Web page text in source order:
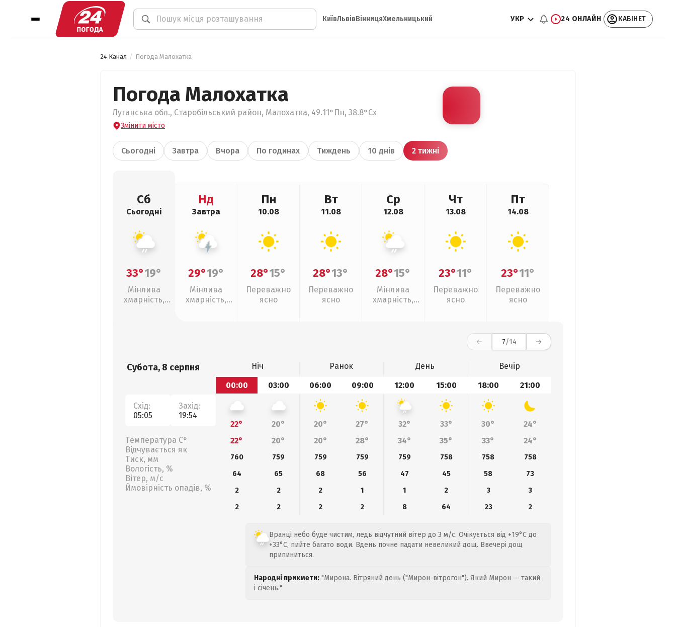
КиївЛьвівВінницяХмельницький УКР 24 ОНЛАЙН КАБІНЕТ
24 Канал Погода Малохатка
Погода Малохатка
Луганська обл., Старобільський район, Малохатка, 49.11°Пн, 38.8°Сх
Змінити місто
Сьогодні Завтра Вчора По годинах Тиждень 10 днів 2 тижні
Сб
Сьогодні
33°19°
Мінлива
хмарність,
Нд
Завтра
29°19°
Мінлива
хмарність,
Пн
10.08
28°15°
Переважно
ясно
Вт
11.08
28°13°
Переважно
ясно
Ср
12.08
28°15°
Мінлива
хмарність,
Чт
13.08
23°11°
Переважно
ясно
Пт
14.08
23°11°
Переважно
ясно
7/14
Субота, 8 серпня
Схід:
05:05
Захід:
19:54
Температура С°
Відчувається як
Тиск, мм
Вологість, %
Вітер, м/с
Ймовірність опадів, %
Ніч Ранок День
Вечір
00:00
03:00 06:00 09:00 12:00 15:00 18:00 21:00
22° 20° 20° 27° 32° 33° 30°
24°
22°
20° 20° 28° 34° 35° 33° 24°
760 759 759 759 759 758 758
758
64
65 68 56 47 45 58
73
2
2 2 1 1 2 3
3
2
2 2 2 8 64 23 2
Вранці небо буде чистим, ледь відчутний вітер до 3 м/с. Очікується від +19°C до
+33°C, пийте багато води. Вдень почне падати невеликий дощ. Ввечері дощ
припиниться.
Народні прикмети: "Мирона. Вітряний день ("Мирон-вітрогон"). Який Мирон — такий
і січень."